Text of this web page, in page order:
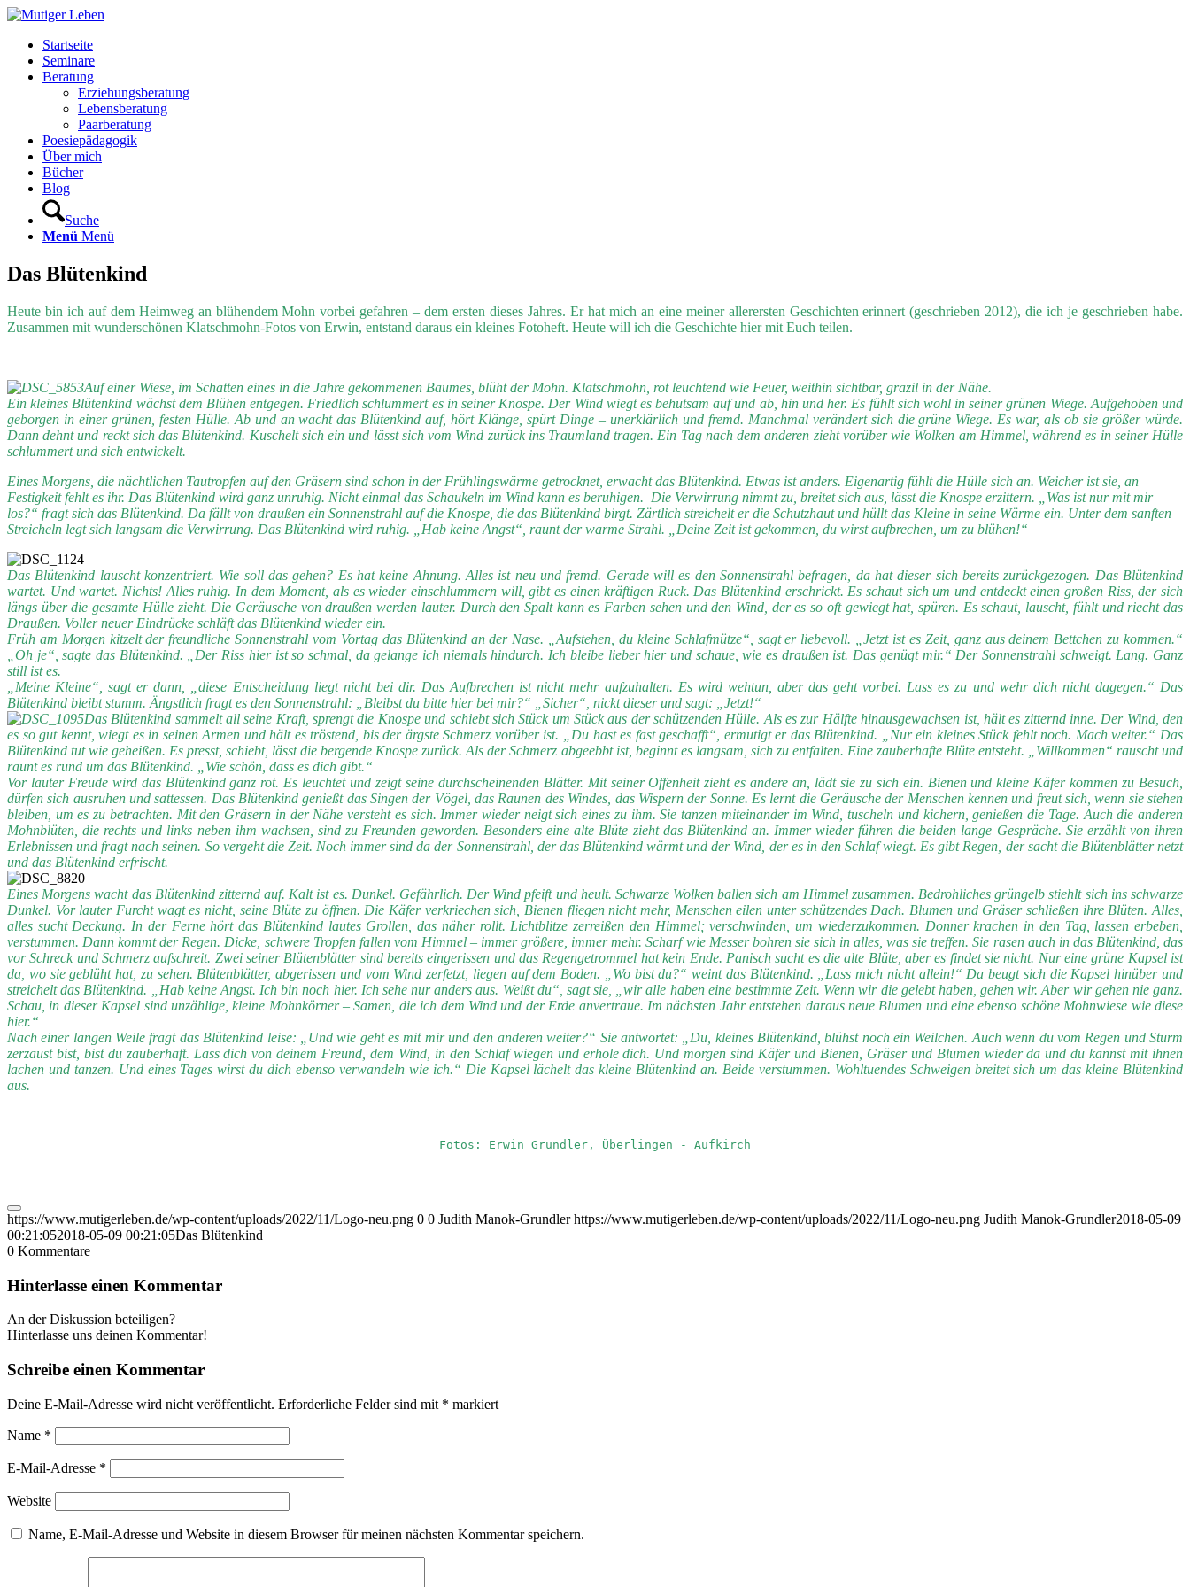
Startseite
Seminare
Beratung
Erziehungsberatung
Lebensberatung
Paarberatung
Poesiepädagogik
Über mich
Bücher
Blog
Suche
Menü Menü
Das Blütenkind
Heute bin ich auf dem Heimweg an blühendem Mohn vorbei gefahren – dem ersten dieses Jahres. Er hat mich an eine meiner allerersten Geschichten erinnert (geschrieben 2012), die ich je geschrieben habe.
Zusammen mit wunderschönen Klatschmohn-Fotos von Erwin, entstand daraus ein kleines Fotoheft. Heute will ich die Geschichte hier mit Euch teilen.
Auf einer Wiese, im Schatten eines in die Jahre gekommenen Baumes, blüht der Mohn. Klatschmohn, rot leuchtend wie Feuer, weithin sichtbar, grazil in der Nähe.
Ein kleines Blütenkind wächst dem Blühen entgegen. Friedlich schlummert es in seiner Knospe. Der Wind wiegt es behutsam auf und ab, hin und her. Es fühlt sich wohl in seiner grünen Wiege. Aufgehoben und
geborgen in einer grünen, festen Hülle. Ab und an wacht das Blütenkind auf, hört Klänge, spürt Dinge – unerklärlich und fremd. Manchmal verändert sich die grüne Wiege. Es war, als ob sie größer würde.
Dann dehnt und reckt sich das Blütenkind. Kuschelt sich ein und lässt sich vom Wind zurück ins Traumland tragen. Ein Tag nach dem anderen zieht vorüber wie Wolken am Himmel, während es in seiner Hülle
schlummert und sich entwickelt.
Eines Morgens, die nächtlichen Tautropfen auf den Gräsern sind schon in der Frühlingswärme getrocknet, erwacht das Blütenkind. Etwas ist anders. Eigenartig fühlt die Hülle sich an. Weicher ist sie, an
Festigkeit fehlt es ihr. Das Blütenkind wird ganz unruhig. Nicht einmal das Schaukeln im Wind kann es beruhigen. Die Verwirrung nimmt zu, breitet sich aus, lässt die Knospe erzittern. „Was ist nur mit mir
los?“ fragt sich das Blütenkind. Da fällt von draußen ein Sonnenstrahl auf die Knospe, die das Blütenkind birgt. Zärtlich streichelt er die Schutzhaut und hüllt das Kleine in seine Wärme ein. Unter dem sanften
Streicheln legt sich langsam die Verwirrung. Das Blütenkind wird ruhig. „Hab keine Angst“, raunt der warme Strahl. „Deine Zeit ist gekommen, du wirst aufbrechen, um zu blühen!“
Das Blütenkind lauscht konzentriert. Wie soll das gehen? Es hat keine Ahnung. Alles ist neu und fremd. Gerade will es den Sonnenstrahl befragen, da hat dieser sich bereits zurückgezogen. Das Blütenkind
wartet. Und wartet. Nichts! Alles ruhig. In dem Moment, als es wieder einschlummern will, gibt es einen kräftigen Ruck. Das Blütenkind erschrickt. Es schaut sich um und entdeckt einen großen Riss, der sich
längs über die gesamte Hülle zieht. Die Geräusche von draußen werden lauter. Durch den Spalt kann es Farben sehen und den Wind, der es so oft gewiegt hat, spüren. Es schaut, lauscht, fühlt und riecht das
Draußen. Voller neuer Eindrücke schläft das Blütenkind wieder ein.
Früh am Morgen kitzelt der freundliche Sonnenstrahl vom Vortag das Blütenkind an der Nase. „Aufstehen, du kleine Schlafmütze“, sagt er liebevoll. „Jetzt ist es Zeit, ganz aus deinem Bettchen zu kommen.“
„Oh je“, sagte das Blütenkind. „Der Riss hier ist so schmal, da gelange ich niemals hindurch. Ich bleibe lieber hier und schaue, wie es draußen ist. Das genügt mir.“ Der Sonnenstrahl schweigt. Lang. Ganz
still ist es.
„Meine Kleine“, sagt er dann, „diese Entscheidung liegt nicht bei dir. Das Aufbrechen ist nicht mehr aufzuhalten. Es wird wehtun, aber das geht vorbei. Lass es zu und wehr dich nicht dagegen.“ Das
Blütenkind bleibt stumm. Ängstlich fragt es den Sonnenstrahl: „Bleibst du bitte hier bei mir?“ „Sicher“, nickt dieser und sagt: „Jetzt!“
Das Blütenkind sammelt all seine Kraft, sprengt die Knospe und schiebt sich Stück um Stück aus der schützenden Hülle. Als es zur Hälfte hinausgewachsen ist, hält es zitternd inne. Der Wind, den
es so gut kennt, wiegt es in seinen Armen und hält es tröstend, bis der ärgste Schmerz vorüber ist. „Du hast es fast geschafft“, ermutigt er das Blütenkind. „Nur ein kleines Stück fehlt noch. Mach weiter.“ Das
Blütenkind tut wie geheißen. Es presst, schiebt, lässt die bergende Knospe zurück. Als der Schmerz abgeebbt ist, beginnt es langsam, sich zu entfalten. Eine zauberhafte Blüte entsteht. „Willkommen“ rauscht und
raunt es rund um das Blütenkind. „Wie schön, dass es dich gibt.“
Vor lauter Freude wird das Blütenkind ganz rot. Es leuchtet und zeigt seine durchscheinenden Blätter. Mit seiner Offenheit zieht es andere an, lädt sie zu sich ein. Bienen und kleine Käfer kommen zu Besuch,
dürfen sich ausruhen und sattessen. Das Blütenkind genießt das Singen der Vögel, das Raunen des Windes, das Wispern der Sonne. Es lernt die Geräusche der Menschen kennen und freut sich, wenn sie stehen
bleiben, um es zu betrachten. Mit den Gräsern in der Nähe versteht es sich. Immer wieder neigt sich eines zu ihm. Sie tanzen miteinander im Wind, tuscheln und kichern, genießen die Tage. Auch die anderen
Mohnblüten, die rechts und links neben ihm wachsen, sind zu Freunden geworden. Besonders eine alte Blüte zieht das Blütenkind an. Immer wieder führen die beiden lange Gespräche. Sie erzählt von ihren
Erlebnissen und fragt nach seinen. So vergeht die Zeit. Noch immer sind da der Sonnenstrahl, der das Blütenkind wärmt und der Wind, der es in den Schlaf wiegt. Es gibt Regen, der sacht die Blütenblätter netzt
und das Blütenkind erfrischt.
Eines Morgens wacht das Blütenkind zitternd auf. Kalt ist es. Dunkel. Gefährlich. Der Wind pfeift und heult. Schwarze Wolken ballen sich am Himmel zusammen. Bedrohliches grüngelb stiehlt sich ins schwarze
Dunkel. Vor lauter Furcht wagt es nicht, seine Blüte zu öffnen. Die Käfer verkriechen sich, Bienen fliegen nicht mehr, Menschen eilen unter schützendes Dach. Blumen und Gräser schließen ihre Blüten. Alles,
alles sucht Deckung. In der Ferne hört das Blütenkind lautes Grollen, das näher rollt. Lichtblitze zerreißen den Himmel; verschwinden, um wiederzukommen. Donner krachen in den Tag, lassen erbeben,
verstummen. Dann kommt der Regen. Dicke, schwere Tropfen fallen vom Himmel – immer größere, immer mehr. Scharf wie Messer bohren sie sich in alles, was sie treffen. Sie rasen auch in das Blütenkind, das
vor Schreck und Schmerz aufschreit. Zwei seiner Blütenblätter sind bereits eingerissen und das Regengetrommel hat kein Ende. Panisch sucht es die alte Blüte, aber es findet sie nicht. Nur eine grüne Kapsel ist
da, wo sie geblüht hat, zu sehen. Blütenblätter, abgerissen und vom Wind zerfetzt, liegen auf dem Boden. „Wo bist du?“ weint das Blütenkind. „Lass mich nicht allein!“ Da beugt sich die Kapsel hinüber und
streichelt das Blütenkind. „Hab keine Angst. Ich bin noch hier. Ich sehe nur anders aus. Weißt du“, sagt sie, „wir alle haben eine bestimmte Zeit. Wenn wir die gelebt haben, gehen wir. Aber wir gehen nie ganz.
Schau, in dieser Kapsel sind unzählige, kleine Mohnkörner – Samen, die ich dem Wind und der Erde anvertraue. Im nächsten Jahr entstehen daraus neue Blumen und eine ebenso schöne Mohnwiese wie diese
hier.“
Nach einer langen Weile fragt das Blütenkind leise: „Und wie geht es mit mir und den anderen weiter?“ Sie antwortet: „Du, kleines Blütenkind, blühst noch ein Weilchen. Auch wenn du vom Regen und Sturm
zerzaust bist, bist du zauberhaft. Lass dich von deinem Freund, dem Wind, in den Schlaf wiegen und erhole dich. Und morgen sind Käfer und Bienen, Gräser und Blumen wieder da und du kannst mit ihnen
lachen und tanzen. Und eines Tages wirst du dich ebenso verwandeln wie ich.“ Die Kapsel lächelt das kleine Blütenkind an. Beide verstummen. Wohltuendes Schweigen breitet sich um das kleine Blütenkind
aus.
Fotos: Erwin Grundler, Überlingen - Aufkirch
https://www.mutigerleben.de/wp-content/uploads/2022/11/Logo-neu.png 0 0 Judith Manok-Grundler https://www.mutigerleben.de/wp-content/uploads/2022/11/Logo-neu.png Judith Manok-Grundler2018-05-09
00:21:052018-05-09 00:21:05Das Blütenkind
0 Kommentare
Hinterlasse einen Kommentar
An der Diskussion beteiligen?
Hinterlasse uns deinen Kommentar!
Schreibe einen Kommentar
Deine E-Mail-Adresse wird nicht veröffentlicht. Erforderliche Felder sind mit * markiert
Name *
E-Mail-Adresse *
Website
Name, E-Mail-Adresse und Website in diesem Browser für meinen nächsten Kommentar speichern.